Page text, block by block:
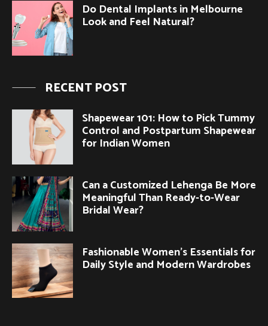
Do Dental Implants in Melbourne
Look and Feel Natural?
RECENT POST
Shapewear 101: How to Pick Tummy
Control and Postpartum Shapewear
for Indian Women
Can a Customized Lehenga Be More
Meaningful Than Ready-to-Wear
Bridal Wear?
Fashionable Women’s Essentials for
Daily Style and Modern Wardrobes